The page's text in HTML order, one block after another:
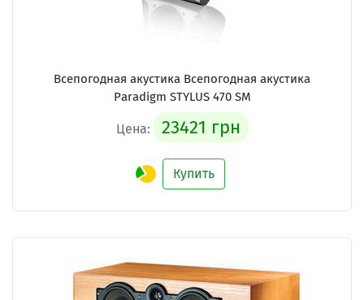
Всепогодная акустика Всепогодная акустика
Paradigm STYLUS 470 SM
Цена: 23421 грн
Купить